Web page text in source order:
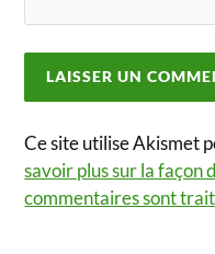
Ce site utilise Akismet
savoir plus sur la façon
commentaires sont